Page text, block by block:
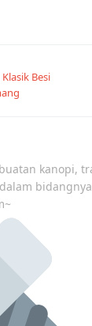
Besi
kanopi,